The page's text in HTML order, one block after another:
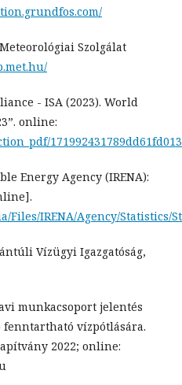
Szolgálat
- ISA (2023). World
online:
Energy Agency (IRENA):
IRENA/Agency/Statistics/
Vízügyi Igazgatóság,
munkacsoport jelentés
fenntartható vízpótlására.
2022; online: